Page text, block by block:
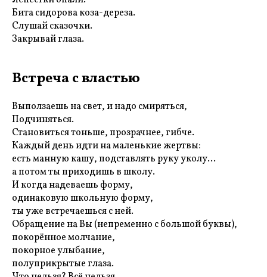
Бита сидорова коза-дереза.
Слушай сказочки.
Закрывай глаза.
Встреча с властью
Выползаешь на свет, и надо смиряться,
Подчиняться.
Становиться тоньше, прозрачнее, гибче.
Каждый день идти на маленькие жертвы:
есть манную кашу, подставлять руку уколу...
а потом ты приходишь в школу.
И когда надеваешь форму,
одинаковую школьную форму,
ты уже встречаешься с ней.
Обращение на Вы (непременно с большой буквы),
покорённое молчание,
покорное улыбание,
полуприкрытые глаза.